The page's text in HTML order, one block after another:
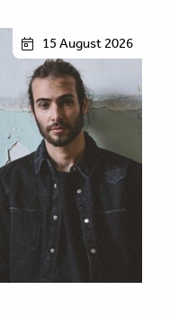
15 August 2026